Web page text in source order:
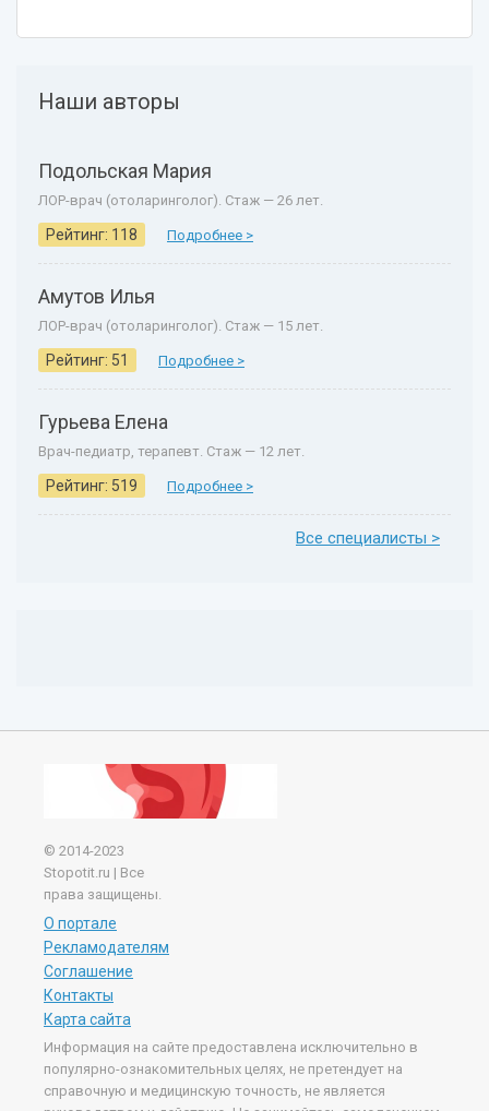
Наши авторы
Подольская Мария
ЛОР-врач (отоларинголог). Стаж — 26 лет.
Рейтинг: 118 Подробнее >
Амутов Илья
ЛОР-врач (отоларинголог). Стаж — 15 лет.
Рейтинг: 51 Подробнее >
Гурьева Елена
Врач-педиатр, терапевт. Стаж — 12 лет.
Рейтинг: 519 Подробнее >
Все специалисты >
© 2014-2023
Stopotit.ru | Все
права защищены.
О портале
Рекламодателям
Соглашение
Контакты
Карта сайта
Информация на сайте предоставлена исключительно в
популярно-ознакомительных целях, не претендует на
справочную и медицинскую точность, не является